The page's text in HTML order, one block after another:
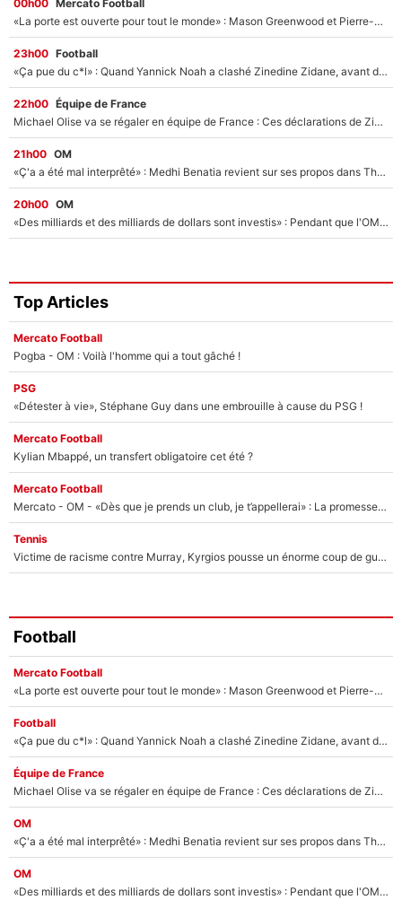
00h00
Mercato Football
«La porte est ouverte pour tout le monde» : Mason Greenwood et Pierre-Emerick Aubameyang ont quitté l'OM, Amine Gouiri balance sur la suite du mercato et sur la réaction du vestiaire !
23h00 Football
«Ça pue du c*l» : Quand Yannick Noah a clashé Zinedine Zidane, avant de se faire recadrer par le nouveau sélectionneur de l'équipe de France !
22h00 Équipe de France
Michael Olise va se régaler en équipe de France : Ces déclarations de Zinedine Zidane qui prouvent qu'il va tout miser sur la star du Bayern Munich !
21h00 OM
«Ç'a a été mal interprêté» : Medhi Benatia revient sur ses propos dans The Bridge et précise ses conditions pour rejoindre le PSG !
20h00 OM
«Des milliards et des milliards de dollars sont investis» : Pendant que l'OM est en pleine crise financière, Frank McCourt lance un nouveau projet à 260M€ !
Top Articles
Mercato Football
Pogba - OM : Voilà l'homme qui a tout gâché !
PSG
«Détester à vie», Stéphane Guy dans une embrouille à cause du PSG !
Mercato Football
Kylian Mbappé, un transfert obligatoire cet été ?
Mercato Football
Mercato - OM - «Dès que je prends un club, je t’appellerai» : La promesse de Marcelino au moment de claquer la porte
Tennis
Victime de racisme contre Murray, Kyrgios pousse un énorme coup de gueule !
Football
Mercato Football
«La porte est ouverte pour tout le monde» : Mason Greenwood et Pierre-Emerick Aubameyang ont quitté l'OM, Amine Gouiri balance sur la suite du mercato et sur la réaction du vestiaire !
Football
«Ça pue du c*l» : Quand Yannick Noah a clashé Zinedine Zidane, avant de se faire recadrer par le nouveau sélectionneur de l'équipe de France !
Équipe de France
Michael Olise va se régaler en équipe de France : Ces déclarations de Zinedine Zidane qui prouvent qu'il va tout miser sur la star du Bayern Munich !
OM
«Ç'a a été mal interprêté» : Medhi Benatia revient sur ses propos dans The Bridge et précise ses conditions pour rejoindre le PSG !
OM
«Des milliards et des milliards de dollars sont investis» : Pendant que l'OM est en pleine crise financière, Frank McCourt lance un nouveau projet à 260M€ !